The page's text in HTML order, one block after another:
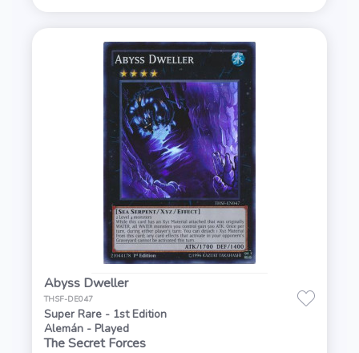
Abyss Dweller
THSF-DE047
Super Rare - 1st Edition
Alemán - Played
The Secret Forces